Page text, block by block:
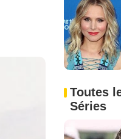
Toutes
Séries